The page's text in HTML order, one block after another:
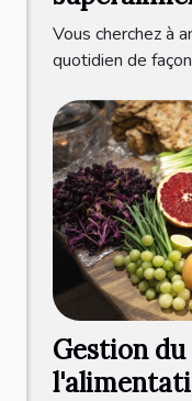
quotidien
bien-être
Vous cherchez à
quotidien de
Gestion